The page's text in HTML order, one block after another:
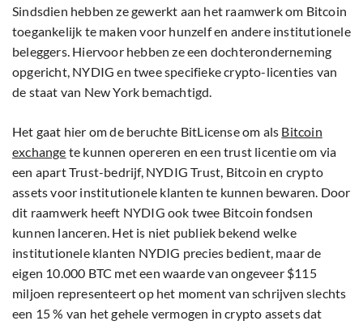
Sindsdien hebben ze gewerkt aan het raamwerk om Bitcoin
toegankelijk te maken voor hunzelf en andere institutionele
beleggers. Hiervoor hebben ze een dochteronderneming
opgericht, NYDIG en twee specifieke crypto-licenties van
de staat van New York bemachtigd.
Het gaat hier om de beruchte BitLicense om als Bitcoin
exchange te kunnen opereren en een trust licentie om via
een apart Trust-bedrijf, NYDIG Trust, Bitcoin en crypto
assets voor institutionele klanten te kunnen bewaren. Door
dit raamwerk heeft NYDIG ook twee Bitcoin fondsen
kunnen lanceren. Het is niet publiek bekend welke
institutionele klanten NYDIG precies bedient, maar de
eigen 10.000 BTC met een waarde van ongeveer $115
miljoen representeert op het moment van schrijven slechts
een 15 % van het gehele vermogen in crypto assets dat